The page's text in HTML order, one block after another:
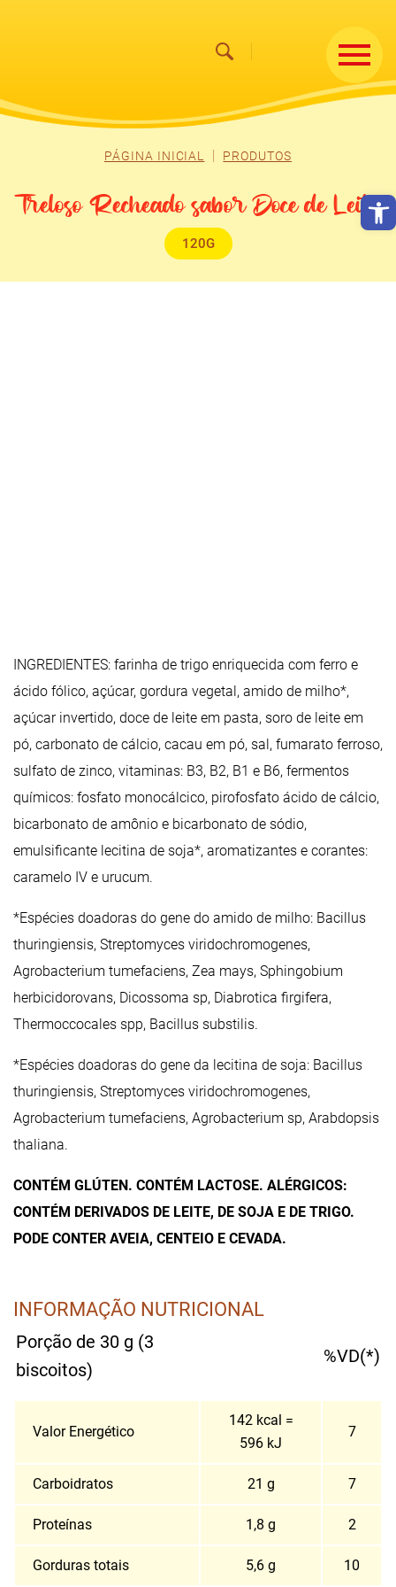
PÁGINA INICIAL PRODUTOS
Treloso Recheado sabor Doce de Leite
120G
INGREDIENTES: farinha de trigo enriquecida com ferro e
ácido fólico, açúcar, gordura vegetal, amido de milho*,
açúcar invertido, doce de leite em pasta, soro de leite em
pó, carbonato de cálcio, cacau em pó, sal, fumarato ferroso,
sulfato de zinco, vitaminas: B3, B2, B1 e B6, fermentos
químicos: fosfato monocálcico, pirofosfato ácido de cálcio,
bicarbonato de amônio e bicarbonato de sódio,
emulsificante lecitina de soja*, aromatizantes e corantes:
caramelo IV e urucum.
*Espécies doadoras do gene do amido de milho: Bacillus
thuringiensis, Streptomyces viridochromogenes,
Agrobacterium tumefaciens, Zea mays, Sphingobium
herbicidorovans, Dicossoma sp, Diabrotica firgifera,
Thermoccocales spp, Bacillus substilis.
*Espécies doadoras do gene da lecitina de soja: Bacillus
thuringiensis, Streptomyces viridochromogenes,
Agrobacterium tumefaciens, Agrobacterium sp, Arabdopsis
thaliana.
CONTÉM GLÚTEN. CONTÉM LACTOSE. ALÉRGICOS:
CONTÉM DERIVADOS DE LEITE, DE SOJA E DE TRIGO.
PODE CONTER AVEIA, CENTEIO E CEVADA.
INFORMAÇÃO NUTRICIONAL
Porção de 30 g (3
biscoitos)
%VD(*)
Valor Energético
142 kcal =
596 kJ
7
Carboidratos 21 g 7
Proteínas 1,8 g 2
Gorduras totais 5,6 g 10